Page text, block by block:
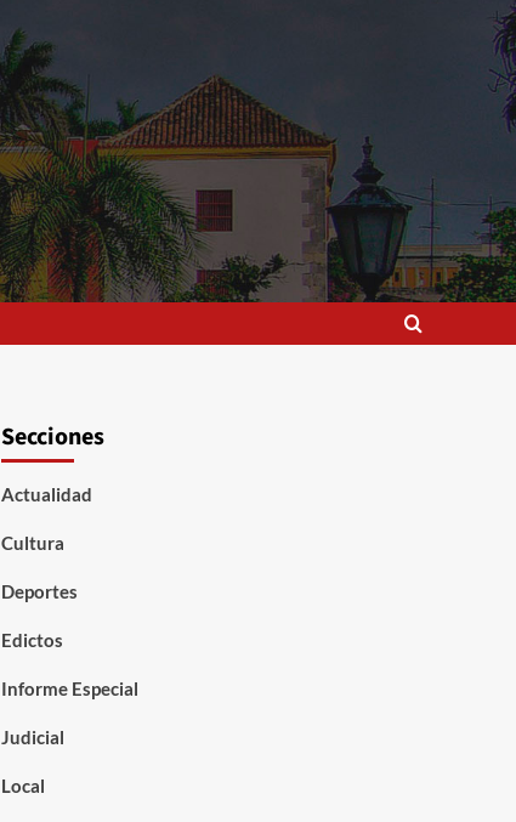
Secciones
Actualidad
Cultura
Deportes
Edictos
Informe Especial
Judicial
Local